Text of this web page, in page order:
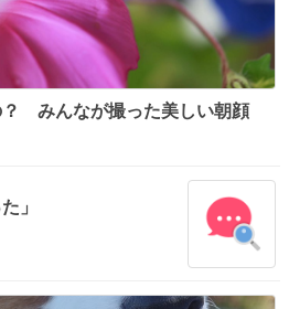
？ みんなが撮った美しい朝顔
」